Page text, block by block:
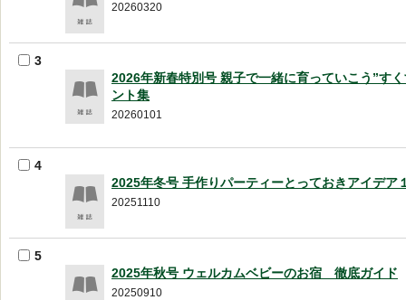
20260320
3
2026年新春特別号 親子で一緒に育っていこう”す
ント集
20260101
4
2025年冬号 手作りパーティーとっておきアイデア
20251110
5
2025年秋号 ウェルカムベビーのお宿 徹底ガイド
20250910